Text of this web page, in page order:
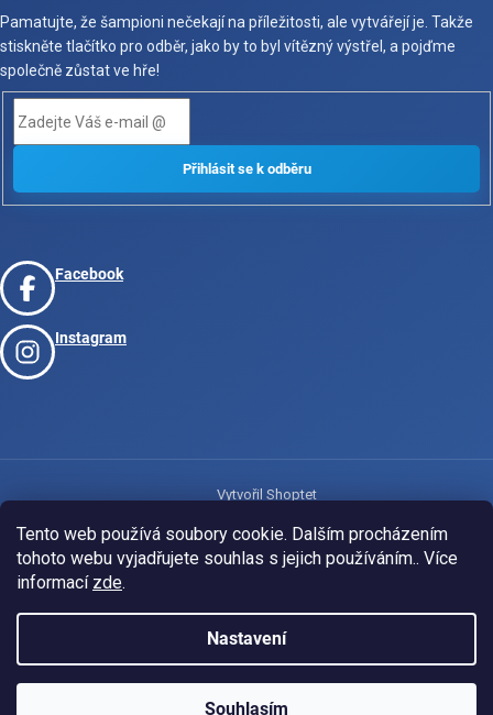
Tento web používá soubory cookie. Dalším procházením
tohoto webu vyjadřujete souhlas s jejich používáním.. Více
informací zde.
Nastavení
Souhlasím
Pamatujte, že šampioni nečekají na příležitosti, ale vytvářejí je. Takže
stiskněte tlačítko pro odběr, jako by to byl vítězný výstřel, a pojďme
společně zůstat ve hře!
Facebook
Instagram
Vytvořil Shoptet
Copyright 2026www.josport.cz. Všechna práva vyhrazena.